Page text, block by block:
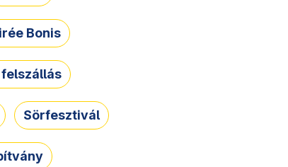
Bonis
Sörfesztivál